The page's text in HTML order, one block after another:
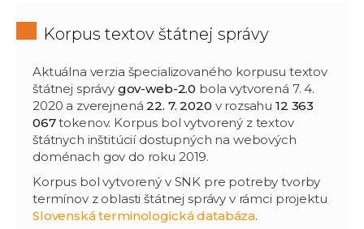
Korpus textov štátnej správy
Aktuálna verzia špecializovaného korpusu textov
štátnej správy gov-web-2.0 bola vytvorená 7. 4.
2020 a zverejnená22. 7. 2020 v rozsahu12 363
067tokenov. Korpus bol vytvorený z textov
štátnych inštitúcií dostupných na webových
doménach gov do roku 2019.
Korpus bol vytvorený v SNK pre potreby tvorby
termínov z oblasti štátnej správy v rámci projektu
Slovenská terminologická databáza.